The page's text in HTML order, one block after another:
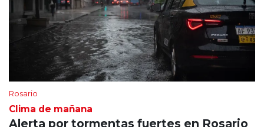
Rosario
Clima de mañana
Alerta por tormentas fuertes en Rosario